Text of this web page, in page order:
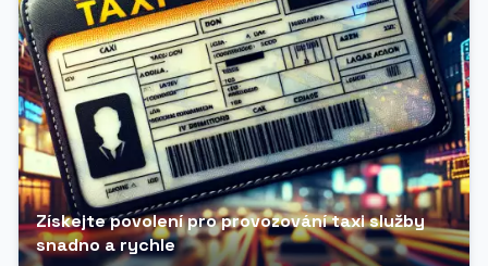
Získejte povolení pro provozování taxi služby
snadno a rychle